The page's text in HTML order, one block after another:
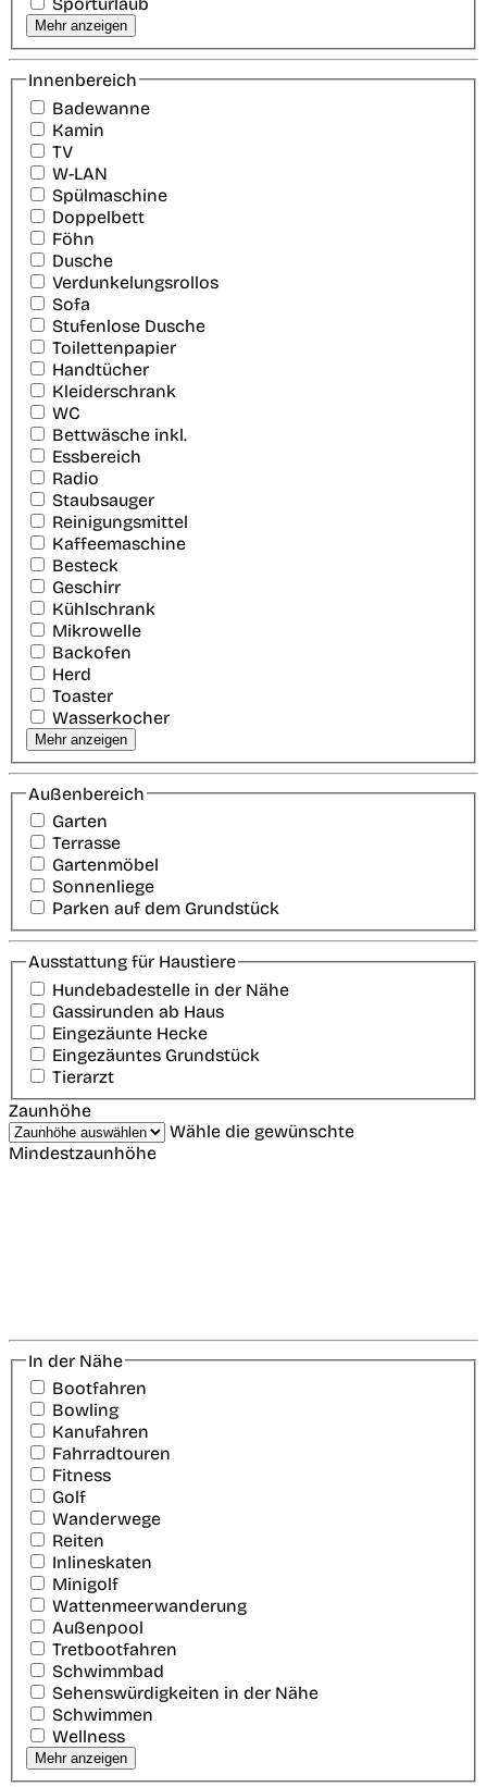
Mehr anzeigen
Innenbereich
Badewanne
Kamin
TV
W-LAN
Spülmaschine
Doppelbett
Föhn
Dusche
Verdunkelungsrollos
Sofa
Stufenlose Dusche
Toilettenpapier
Handtücher
Kleiderschrank
WC
Bettwäsche inkl.
Essbereich
Radio
Staubsauger
Reinigungsmittel
Kaffeemaschine
Besteck
Geschirr
Kühlschrank
Mikrowelle
Backofen
Herd
Toaster
Wasserkocher
Mehr anzeigen
Außenbereich
Garten
Terrasse
Gartenmöbel
Sonnenliege
Parken auf dem Grundstück
Ausstattung für Haustiere
Hundebadestelle in der Nähe
Gassirunden ab Haus
Eingezäunte Hecke
Eingezäuntes Grundstück
Tierarzt
Zaunhöhe
Wähle die gewünschte
Mindestzaunhöhe
In der Nähe
Bootfahren
Bowling
Kanufahren
Fahrradtouren
Fitness
Golf
Wanderwege
Reiten
Inlineskaten
Minigolf
Wattenmeerwanderung
Außenpool
Tretbootfahren
Schwimmbad
Sehenswürdigkeiten in der Nähe
Schwimmen
Wellness
Mehr anzeigen